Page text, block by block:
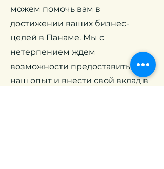
можем помочь вам в
достижении ваших бизнес-
целей в Панаме. Мы с
нетерпением ждем
возможности предоставить вам
наш опыт и внести свой вклад в